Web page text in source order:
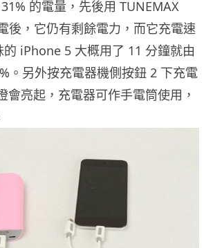
的電量，先後用 TUNEMAX
後，它仍有剩餘電力，而它充電速
的 iPhone 5 大概用了 11 分鐘就由
。另外按充電器機側按鈕 2 下充電
會亮起，充電器可作手電筒使用，